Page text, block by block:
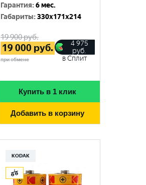
Гарантия:6 мес.
Габариты:330x171x214
19 900руб.
19 000 руб.
при обмене
4 975
руб.
в Сплит
Купить в 1 клик
Добавить в корзину
KODAK